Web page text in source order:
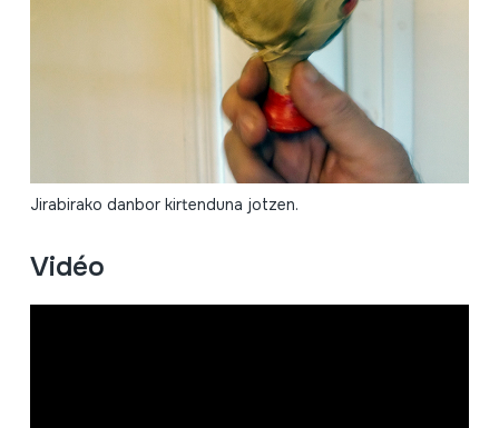
Jirabirako danbor kirtenduna jotzen.
Vidéo